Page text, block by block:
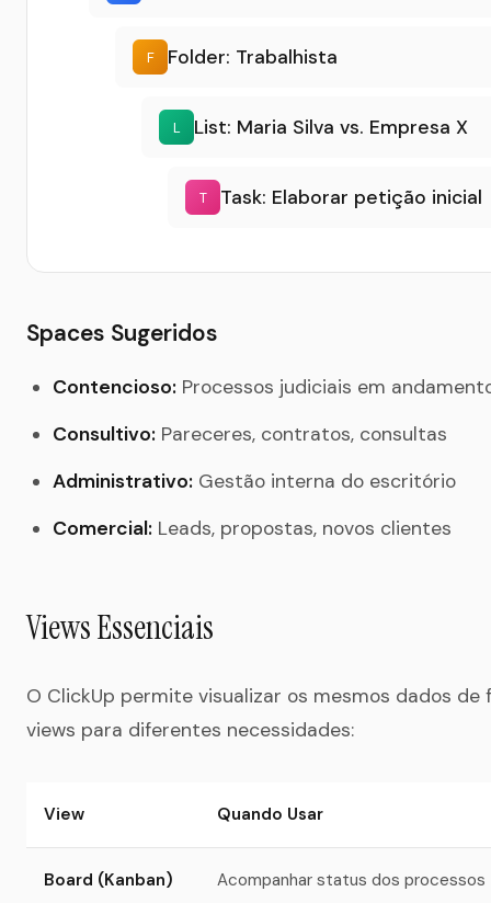
F Folder: Trabalhista
L List: Maria Silva vs. Empresa X
T Task: Elaborar petição inicial
Spaces Sugeridos
Contencioso: Processos judiciais em
Consultivo: Pareceres, contratos, consultas
Administrativo: Gestão interna do escritório
Comercial: Leads, propostas, novos clientes
Views Essenciais
O ClickUp permite visualizar os mesmos dados
views para diferentes necessidades:
View Quando Usar
Board (Kanban) Acompanhar status dos processos